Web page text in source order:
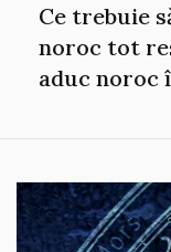
Ce trebuie
noroc tot
aduc noroc